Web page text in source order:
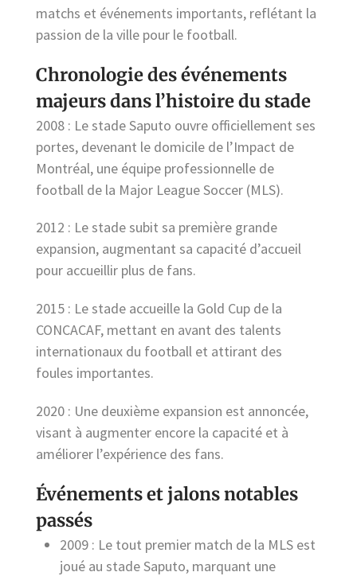
matchs et événements importants, reflétant la
passion de la ville pour le football.
Chronologie des événements
majeurs dans l’histoire du stade
2008 : Le stade Saputo ouvre officiellement ses
portes, devenant le domicile de l’Impact de
Montréal, une équipe professionnelle de
football de la Major League Soccer (MLS).
2012 : Le stade subit sa première grande
expansion, augmentant sa capacité d’accueil
pour accueillir plus de fans.
2015 : Le stade accueille la Gold Cup de la
CONCACAF, mettant en avant des talents
internationaux du football et attirant des
foules importantes.
2020 : Une deuxième expansion est annoncée,
visant à augmenter encore la capacité et à
améliorer l’expérience des fans.
Événements et jalons notables
passés
2009 : Le tout premier match de la MLS est
joué au stade Saputo, marquant une